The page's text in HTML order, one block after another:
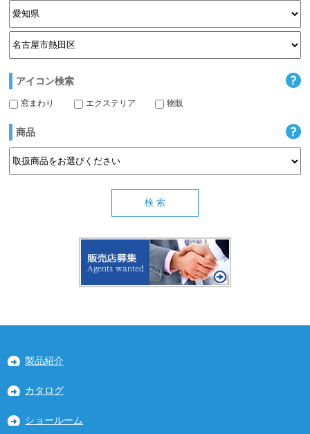
アイコン検索
窓まわり エクステリア 物販
商品
製品紹介
カタログ
ショールーム